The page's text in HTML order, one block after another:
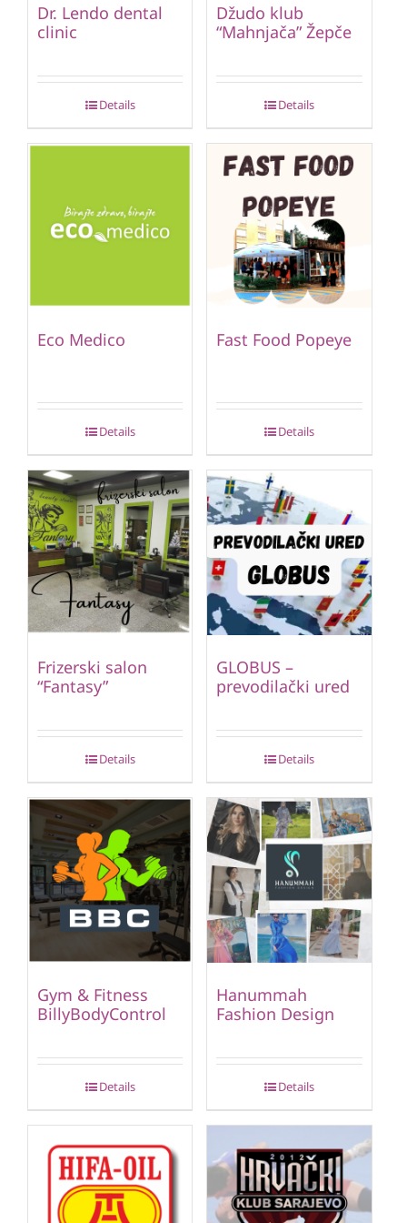
Dr. Lendo dental
clinic
Details
Džudo klub
“Mahnjača” Žepče
Details
Eco Medico
Details
Fast Food Popeye
Details
Frizerski salon
“Fantasy”
Details
GLOBUS –
prevodilački ured
Details
Gym & Fitness
BillyBodyControl
Details
Hanummah
Fashion Design
Details